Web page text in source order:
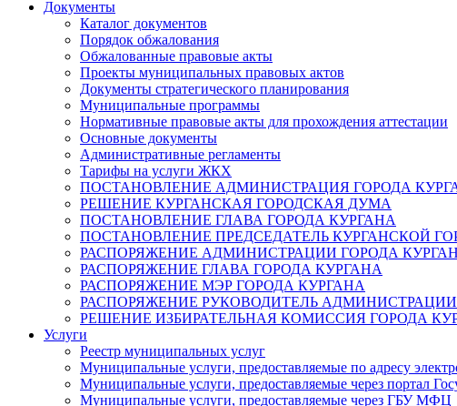
Документы
Каталог документов
Порядок обжалования
Обжалованные правовые акты
Проекты муниципальных правовых актов
Документы стратегического планирования
Муниципальные программы
Нормативные правовые акты для прохождения аттестации
Основные документы
Административные регламенты
Тарифы на услуги ЖКХ
ПОСТАНОВЛЕНИЕ АДМИНИСТРАЦИЯ ГОРОДА
РЕШЕНИЕ КУРГАНСКАЯ ГОРОДСКАЯ ДУМА
ПОСТАНОВЛЕНИЕ ГЛАВА ГОРОДА КУРГАНА
ПОСТАНОВЛЕНИЕ ПРЕДСЕДАТЕЛЬ КУРГАНСКОЙ
РАСПОРЯЖЕНИЕ АДМИНИСТРАЦИИ ГОРОДА
РАСПОРЯЖЕНИЕ ГЛАВА ГОРОДА КУРГАНА
РАСПОРЯЖЕНИЕ МЭР ГОРОДА КУРГАНА
РАСПОРЯЖЕНИЕ РУКОВОДИТЕЛЬ АДМИНИСТРАЦИИ
РЕШЕНИЕ ИЗБИРАТЕЛЬНАЯ КОМИССИЯ ГОРОДА
Услуги
Реестр муниципальных услуг
Муниципальные услуги, предоставляемые по адресу
Муниципальные услуги, предоставляемые через портал
Муниципальные услуги, предоставляемые через ГБУ МФЦ